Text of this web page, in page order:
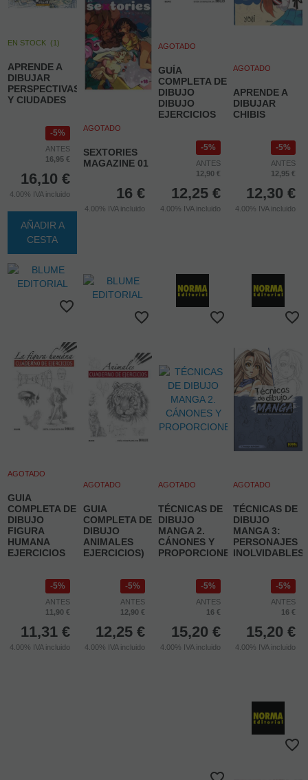
EN STOCK (1)
APRENDE A
DIBUJAR
PERSPECTIVAS
Y CIUDADES
5%
ANTES
16,95 €
16,10 €
4.00% IVA incluido
AÑADIR A
CESTA
AGOTADO
SEXTORIES
MAGAZINE 01
16 €
4.00% IVA incluido
AGOTADO
GUÍA
COMPLETA DE
DIBUJO
DIBUJO
EJERCICIOS
5%
ANTES
12,90 €
12,25 €
4.00% IVA incluido
AGOTADO
APRENDE A
DIBUJAR
CHIBIS
5%
ANTES
12,95 €
12,30 €
4.00% IVA incluido
AGOTADO
GUIA
COMPLETA DE
DIBUJO
FIGURA
HUMANA
EJERCICIOS
5%
ANTES
11,90 €
11,31 €
4.00% IVA incluido
AGOTADO
GUIA
COMPLETA DE
DIBUJO
ANIMALES
EJERCICIOS)
5%
ANTES
12,90 €
12,25 €
4.00% IVA incluido
AGOTADO
TÉCNICAS DE
DIBUJO
MANGA 2.
CÁNONES Y
PROPORCIONES
5%
ANTES
16 €
15,20 €
4.00% IVA incluido
AGOTADO
TÉCNICAS DE
DIBUJO
MANGA 3:
PERSONAJES
INOLVIDABLES
5%
ANTES
16 €
15,20 €
4.00% IVA incluido